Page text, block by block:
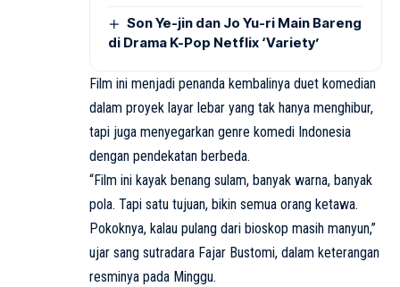
Son Ye-jin dan Jo Yu-ri Main Bareng
di Drama K-Pop Netflix ‘Variety’
Film ini menjadi penanda kembalinya duet komedian
dalam proyek layar lebar yang tak hanya menghibur,
tapi juga menyegarkan genre komedi Indonesia
dengan pendekatan berbeda.
“Film ini kayak benang sulam, banyak warna, banyak
pola. Tapi satu tujuan, bikin semua orang ketawa.
Pokoknya, kalau pulang dari bioskop masih manyun,”
ujar sang sutradara Fajar Bustomi, dalam keterangan
resminya pada Minggu.